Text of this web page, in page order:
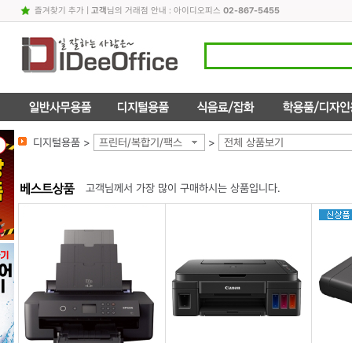
즐겨찾기 추가| 고객님의 거래점 안내 : 아이디오피스 02-867-5455
디지털용품 > 프린터/복합기/팩스 > 전체 상품보기
고객님께서 가장 많이 구매하시는 상품입니다.